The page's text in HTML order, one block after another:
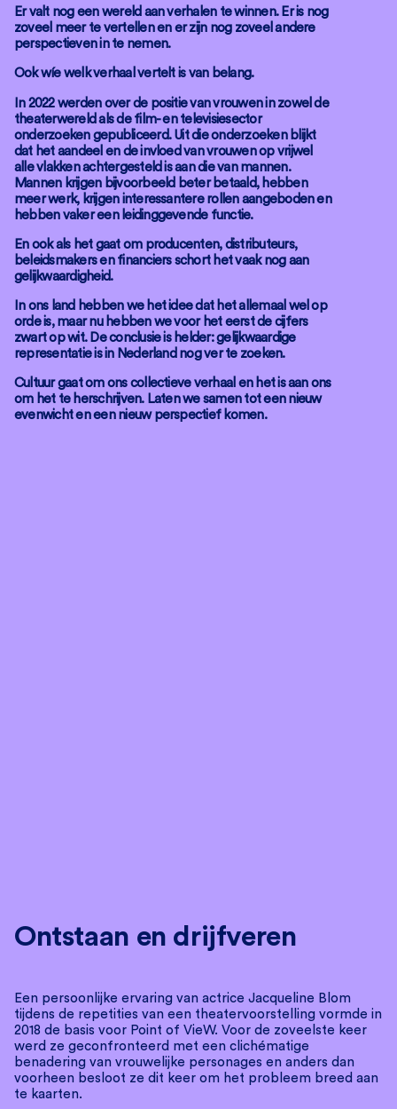
Er valt nog een wereld aan verhalen te winnen. Er is nog
zoveel meer te vertellen en er zijn nog zoveel andere
perspectieven in te nemen.
Ook wíe welk verhaal vertelt is van belang.
In 2022 werden over de positie van vrouwen in zowel de
theaterwereld als de film- en televisiesector
onderzoeken gepubliceerd. Uit die onderzoeken blijkt
dat het aandeel en de invloed van vrouwen op vrijwel
alle vlakken achtergesteld is aan die van mannen.
Mannen krijgen bijvoorbeeld beter betaald, hebben
meer werk, krijgen interessantere rollen aangeboden en
hebben vaker een leidinggevende functie.
En ook als het gaat om producenten, distributeurs,
beleidsmakers en financiers schort het vaak nog aan
gelijkwaardigheid.
In ons land hebben we het idee dat het allemaal wel op
orde is, maar nu hebben we voor het eerst de cijfers
zwart op wit. De conclusie is helder: gelijkwaardige
representatie is in Nederland nog ver te zoeken.
Cultuur gaat om ons collectieve verhaal en het is aan ons
om het te herschrijven. Laten we samen tot een nieuw
evenwicht en een nieuw perspectief komen.
Ontstaan en drijfveren
Een persoonlijke ervaring van actrice Jacqueline Blom
tijdens de repetities van een theatervoorstelling vormde in
2018 de basis voor Point of VieW. Voor de zoveelste keer
werd ze geconfronteerd met een clichématige
benadering van vrouwelijke personages en anders dan
voorheen besloot ze dit keer om het probleem breed aan
te kaarten.